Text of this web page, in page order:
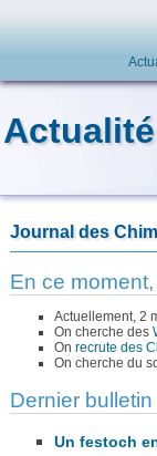
Journal des
En ce
Actuellement, 2
On cherche des
On recrute des
On cherche du
Dernier
Un festoch